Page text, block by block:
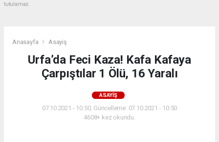
tutulamaz.
Anasayfa Asayiş
Urfa’da Feci Kaza! Kafa Kafaya
Çarpıştılar 1 Ölü, 16 Yaralı
ASAYIŞ
07.10.2021 - 10:50, Güncelleme: 07.10.2021 - 10:50
4608+ kez okundu.